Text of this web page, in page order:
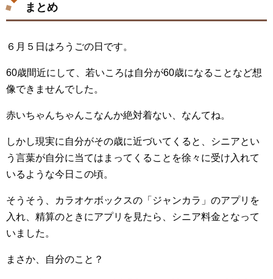
まとめ
６月５日はろうごの日です。
60歳間近にして、若いころは自分が60歳になることなど想
像できませんでした。
赤いちゃんちゃんこなんか絶対着ない、なんてね。
しかし現実に自分がその歳に近づいてくると、シニアとい
う言葉が自分に当てはまってくることを徐々に受け入れて
いるような今日この頃。
そうそう、カラオケボックスの「ジャンカラ」のアプリを
入れ、精算のときにアプリを見たら、シニア料金となって
いました。
まさか、自分のこと？